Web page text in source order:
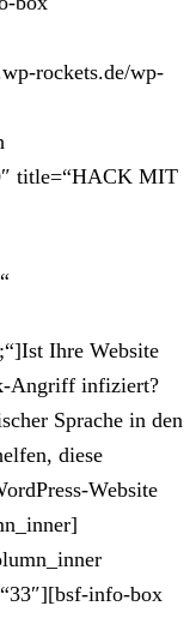
rockets.de/wp-
title=“HACK MIT
Ihre Website
Angriff infiziert?
Sprache in den
diese
Website
info-box